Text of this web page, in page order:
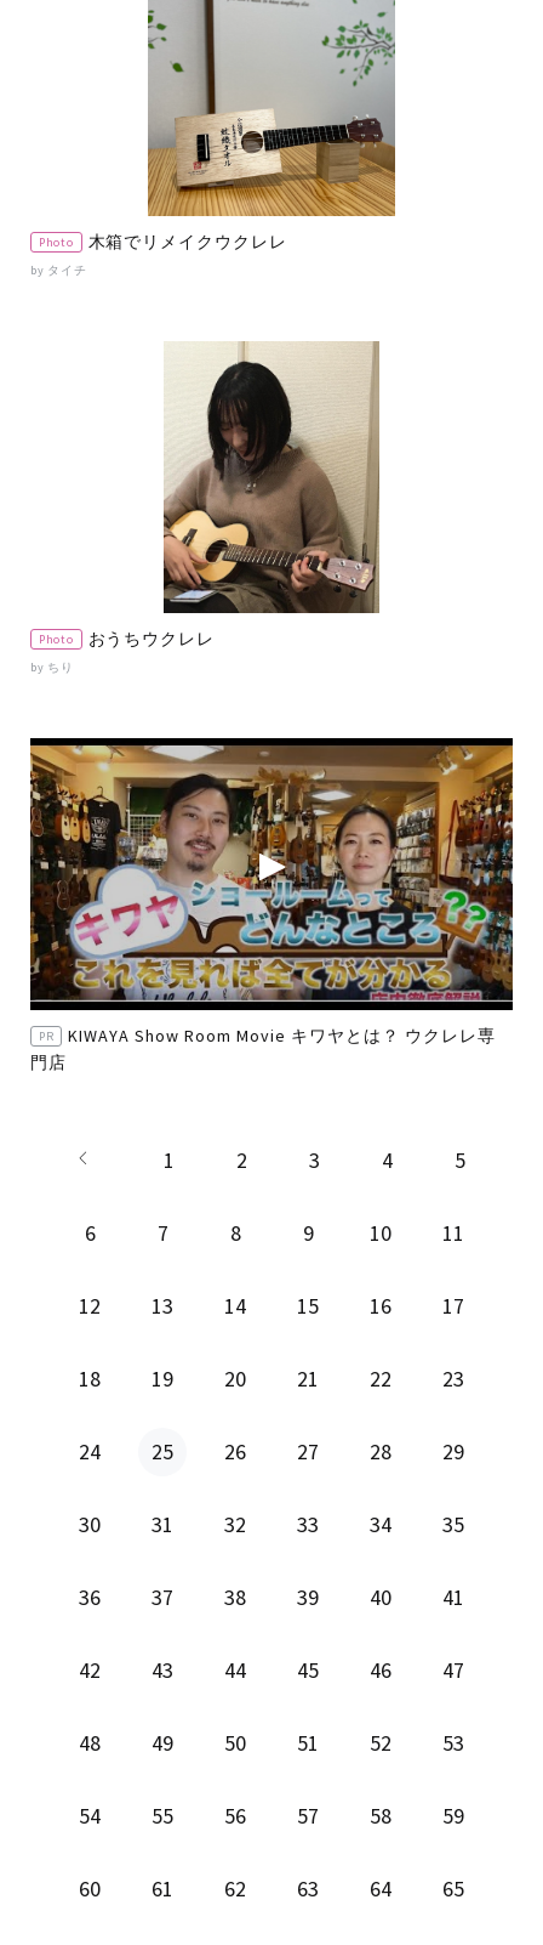
Photo 木箱でリメイクウクレレ
by タイチ
Photo おうちウクレレ
by ちり
PR
KIWAYA Show Room Movie キワヤとは？ ウクレレ専
門店
1 2 3 4 5
6 7 8 9 10 11
12 13 14 15 16 17
18 19 20 21 22 23
24 25 26 27 28 29
30 31 32 33 34 35
36 37 38 39 40 41
42 43 44 45 46 47
48 49 50 51 52 53
54 55 56 57 58 59
60 61 62 63 64 65